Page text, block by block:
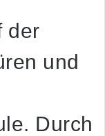
der
und
Durch